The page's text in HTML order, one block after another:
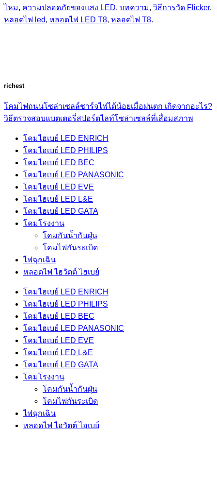
ไหม, ความปลอดภัยของแสง LED, บทความ, วิธีการวัด Flicker,
หลอดไฟ led, หลอดไฟ LED T8, หลอดไฟ T8.
richest
โคมไฟถนนโซล่าเซลล์ชาร์จไฟได้น้อยเมื่อฝนตก เกิดจากอะไร?
วิธีตรวจสอบแบตเตอรี่สปอร์ตไลท์โซล่าเซลล์ที่เสื่อมสภาพ
โคมไฮเบย์ LED ENRICH
โคมไฮเบย์ LED PHILIPS
โคมไฮเบย์ LED BEC
โคมไฮเบย์ LED PANASONIC
โคมไฮเบย์ LED EVE
โคมไฮเบย์ LED L&E
โคมไฮเบย์ LED GATA
โคมโรงงาน
โคมกันน้ำกันฝุ่น
โคมไฟกันระเบิด
ไฟฉุกเฉิน
หลอดไฟ ไฮวัตต์ ไฮเบย์
โคมไฮเบย์ LED ENRICH
โคมไฮเบย์ LED PHILIPS
โคมไฮเบย์ LED BEC
โคมไฮเบย์ LED PANASONIC
โคมไฮเบย์ LED EVE
โคมไฮเบย์ LED L&E
โคมไฮเบย์ LED GATA
โคมโรงงาน
โคมกันน้ำกันฝุ่น
โคมไฟกันระเบิด
ไฟฉุกเฉิน
หลอดไฟ ไฮวัตต์ ไฮเบย์